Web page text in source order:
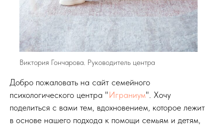
Виктория Гончарова. Руководитель центра
Добро пожаловать на сайт семейного
психологического центра "Играниум". Хочу
поделиться с вами тем, вдохновением, которое лежит
в основе нашего подхода к помощи семьям и детям,